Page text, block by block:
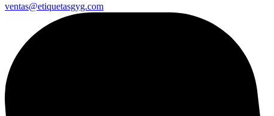
ventas@etiquetasgyg.com